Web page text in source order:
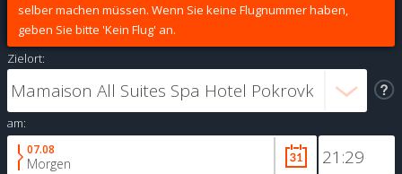
selber machen müssen. Wenn Sie keine Flugnummer haben,
geben Sie bitte 'Kein Flug' an.
Zielort:
am:
07.08
Morgen